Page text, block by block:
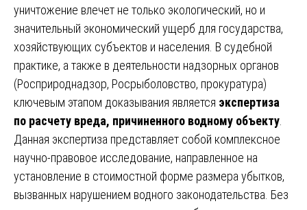
уничтожение влечет не только экологический, но и
значительный экономический ущерб для государства,
хозяйствующих субъектов и населения. В судебной
практике, а также в деятельности надзорных органов
(Росприроднадзор, Росрыболовство, прокуратура)
ключевым этапом доказывания является экспертиза
по расчету вреда, причиненного водному объекту
Данная экспертиза представляет собой комплексное
научно-правовое исследование, направленное на
установление в стоимостной форме размера убытков,
вызванных нарушением водного законодательства. Без